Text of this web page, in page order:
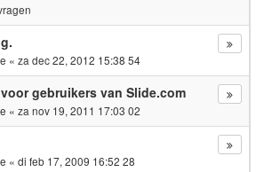
« za dec 22, 2012 15:38 54
gebruikers van Slide.com
« za nov 19, 2011 17:03 02
« di feb 17, 2009 16:52 28